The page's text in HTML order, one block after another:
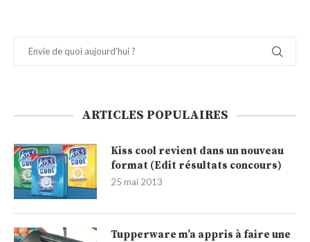
ARTICLES POPULAIRES
Kiss cool revient dans un nouveau
format (Edit résultats concours)
25 mai 2013
Tupperware m’a appris à faire une